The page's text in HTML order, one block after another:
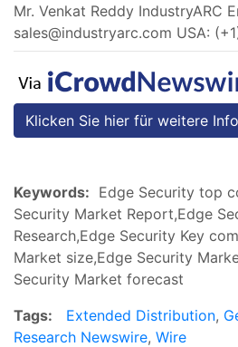
Mr. Venkat Reddy IndustryARC
sales@industryarc.com USA:
Klicken Sie hier für weitere
Keywords: Edge Security top
Security Market Report,Edge
Research,Edge Security Key
Market size,Edge Security
Security Market forecast
Tags:
Extended Distribution,
Research Newswire, Wire